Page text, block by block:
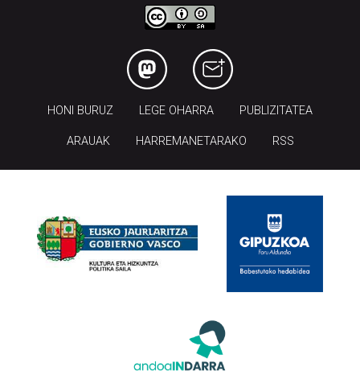
HONI BURUZ LEGE OHARRA PUBLIZITATEA
ARAUAK HARREMANETARAKO RSS